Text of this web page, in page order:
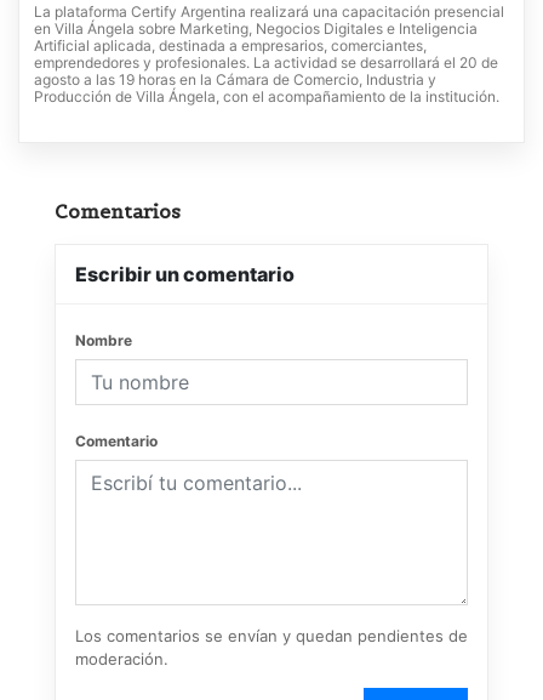
La plataforma Certify Argentina realizará una capacitación presencial
en Villa Ángela sobre Marketing, Negocios Digitales e Inteligencia
Artificial aplicada, destinada a empresarios, comerciantes,
emprendedores y profesionales. La actividad se desarrollará el 20 de
agosto a las 19 horas en la Cámara de Comercio, Industria y
Producción de Villa Ángela, con el acompañamiento de la institución.
Comentarios
Escribir un comentario
Nombre
Comentario
Los comentarios se envían y quedan pendientes de
moderación.